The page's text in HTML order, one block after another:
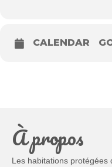
CALENDAR
À propos
Les habitations protégées